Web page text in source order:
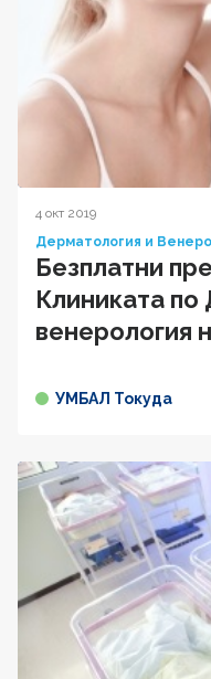
4 окт 2019
Дерматология и
Безплатни
Клиниката по
венерология
УМБАЛ Токуда